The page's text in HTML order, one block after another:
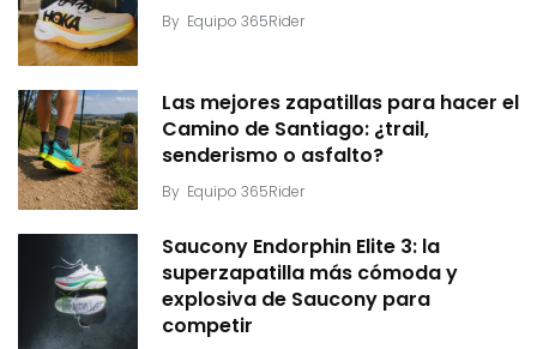
By Equipo 365Rider
Las mejores zapatillas para hacer el
Camino de Santiago: ¿trail,
senderismo o asfalto?
By Equipo 365Rider
Saucony Endorphin Elite 3: la
superzapatilla más cómoda y
explosiva de Saucony para
competir